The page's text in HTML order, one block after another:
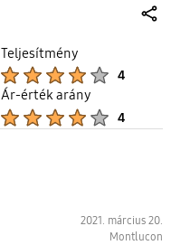
Teljesítmény
4
Ár-érték arány
4
2021. március 20.
Montlucon